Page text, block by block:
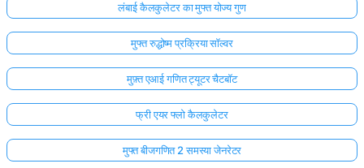
लंबाई कैलकुलेटर का मुफ्त योज्य गुण
मुफ्त रुद्धोष्म प्रक्रिया सॉल्वर
मुफ़्त एआई गणित ट्यूटर चैटबॉट
फ्री एयर फ्लो कैलकुलेटर
मुफ्त बीजगणित 2 समस्या जेनरेटर